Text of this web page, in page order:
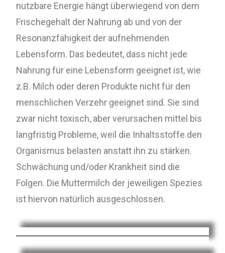
nutzbare Energie hängt überwiegend von dem
Frischegehalt der Nahrung ab und von der
Resonanzfähigkeit der aufnehmenden
Lebensform. Das bedeutet, dass nicht jede
Nahrung für eine Lebensform geeignet ist, wie
z.B. Milch oder deren Produkte nicht für den
menschlichen Verzehr geeignet sind. Sie sind
zwar nicht toxisch, aber verursachen mittel bis
langfristig Probleme, weil die Inhaltsstoffe den
Organismus belasten anstatt ihn zu stärken.
Schwächung und/oder Krankheit sind die
Folgen. Die Muttermilch der jeweiligen Spezies
ist hiervon natürlich ausgeschlossen.